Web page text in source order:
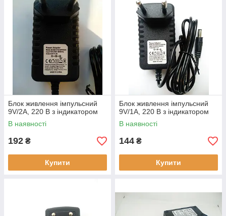
Блок живлення імпульсний
9V/2A, 220 В з індикатором
В наявності
192 ₴
Купити
Блок живлення імпульсний
9V/1A, 220 В з індикатором
В наявності
144 ₴
Купити